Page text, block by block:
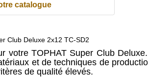
catalogue
Club Deluxe 2x12 TC-SD2
votre TOPHAT Super Club
et de techniques de
de qualité élevés.